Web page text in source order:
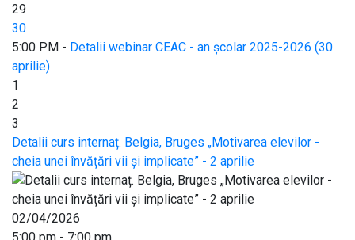
29
30
5:00 PM - Detalii webinar CEAC - an școlar 2025-2026 (30
aprilie)
1
2
3
Detalii curs internaț. Belgia, Bruges „Motivarea elevilor -
cheia unei învățări vii și implicate” - 2 aprilie
02/04/2026